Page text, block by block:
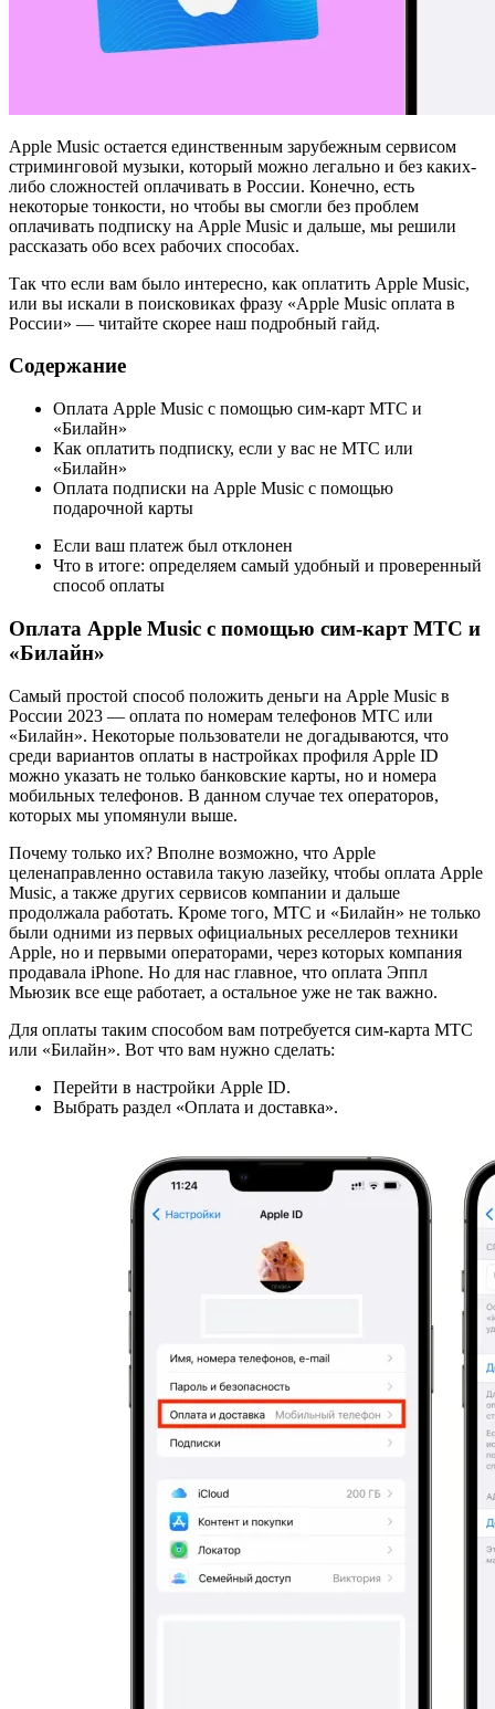
Apple Music остается единственным зарубежным сервисом
стриминговой музыки, который можно легально и без каких-
либо сложностей оплачивать в России. Конечно, есть
некоторые тонкости, но чтобы вы смогли без проблем
оплачивать подписку на Apple Music и дальше, мы решили
рассказать обо всех рабочих способах.
Так что если вам было интересно, как оплатить Apple Music,
или вы искали в поисковиках фразу «Apple Music оплата в
России» — читайте скорее наш подробный гайд.
Содержание
Оплата Apple Music с помощью сим-карт МТС и
«Билайн»
Как оплатить подписку, если у вас не МТС или
«Билайн»
Оплата подписки на Apple Music с помощью
подарочной карты
Если ваш платеж был отклонен
Что в итоге: определяем самый удобный и проверенный
способ оплаты
Оплата Apple Music с помощью сим-карт МТС и
«Билайн»
Самый простой способ положить деньги на Apple Music в
России 2023 — оплата по номерам телефонов МТС или
«Билайн». Некоторые пользователи не догадываются, что
среди вариантов оплаты в настройках профиля Apple ID
можно указать не только банковские карты, но и номера
мобильных телефонов. В данном случае тех операторов,
которых мы упомянули выше.
Почему только их? Вполне возможно, что Apple
целенаправленно оставила такую лазейку, чтобы оплата Apple
Music, а также других сервисов компании и дальше
продолжала работать. Кроме того, МТС и «Билайн» не только
были одними из первых официальных реселлеров техники
Apple, но и первыми операторами, через которых компания
продавала iPhone. Но для нас главное, что оплата Эппл
Мьюзик все еще работает, а остальное уже не так важно.
Для оплаты таким способом вам потребуется сим-карта МТС
или «Билайн». Вот что вам нужно сделать:
Перейти в настройки Apple ID.
Выбрать раздел «Оплата и доставка».